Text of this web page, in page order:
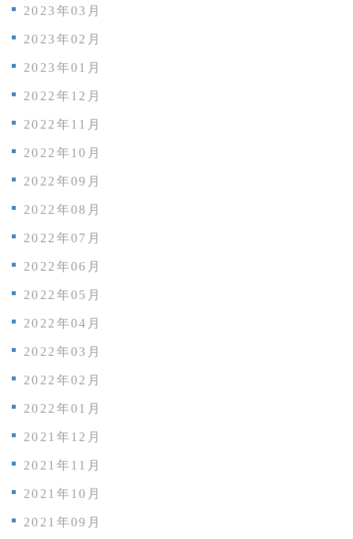
2023年03月
2023年02月
2023年01月
2022年12月
2022年11月
2022年10月
2022年09月
2022年08月
2022年07月
2022年06月
2022年05月
2022年04月
2022年03月
2022年02月
2022年01月
2021年12月
2021年11月
2021年10月
2021年09月